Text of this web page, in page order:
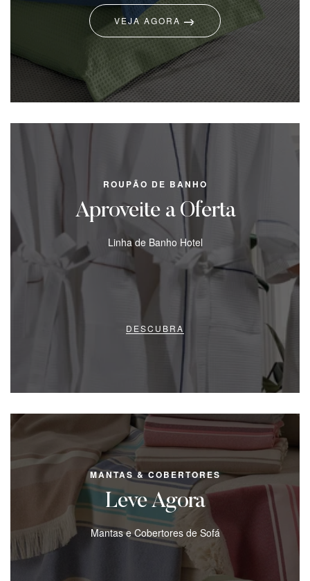
ROUPÃO DE BANHO
Aproveite a Oferta
Linha de Banho Hotel
DESCUBRA
VEJA AGORA
MANTAS & COBERTORES
Leve Agora
Mantas e Cobertores de Sofá